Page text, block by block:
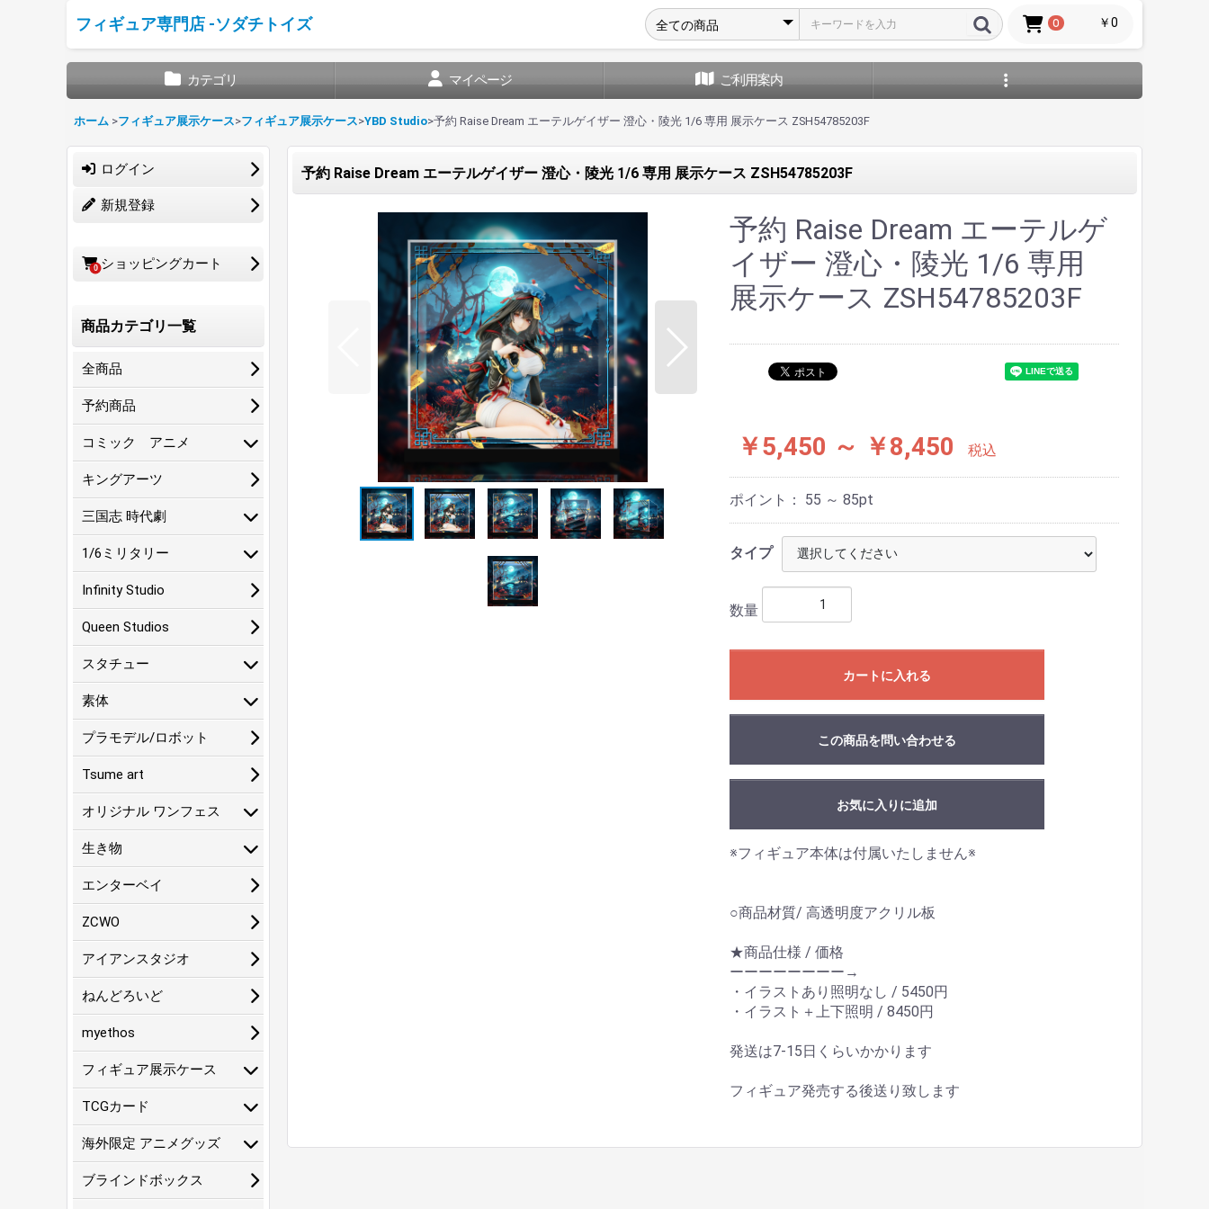
フィギュア専門店 -ソダチトイズ 0 ￥0
カテゴリ マイページ ご利用案内
ホーム >フィギュア展示ケース>フィギュア展示ケース>YBD Studio>予約 Raise Dream エーテルゲイザー 澄心・陵光 1/6 専用 展示ケース ZSH54785203F
ログイン
新規登録
0 ショッピングカート
商品カテゴリ一覧
全商品
予約商品
コミック アニメ
キングアーツ
三国志 時代劇
1/6ミリタリー
Infinity Studio
Queen Studios
スタチュー
素体
プラモデル/ロボット
Tsume art
オリジナル ワンフェス
生き物
エンターベイ
ZCWO
アイアンスタジオ
ねんどろいど
myethos
フィギュア展示ケース
TCGカード
海外限定 アニメグッズ
ブラインドボックス
予約 Raise Dream エーテルゲイザー 澄心・陵光 1/6 専用 展示ケース ZSH54785203F
予約 Raise Dream エーテルゲ
イザー 澄心・陵光 1/6 専用
展示ケース ZSH54785203F
￥5,450 ～ ￥8,450 税込
ポイント： 55 ～ 85pt
タイプ
数量
カートに入れる
この商品を問い合わせる
お気に入りに追加
※フィギュア本体は付属いたしません※
○商品材質/ 高透明度アクリル板
★商品仕様 / 価格
ーーーーーーーー→
・イラストあり照明なし / 5450円
・イラスト＋上下照明 / 8450円
発送は7-15日くらいかかります
フィギュア発売する後送り致します